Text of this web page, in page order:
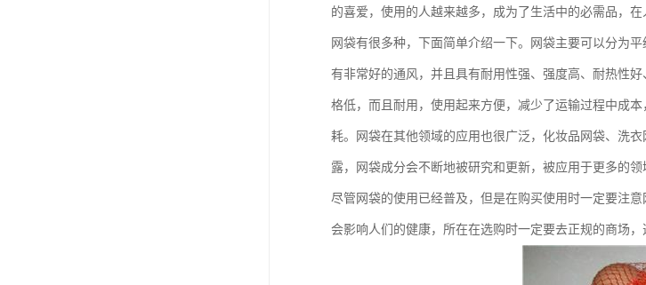
的喜爱，使用的人越来越多，成为了生活中的必需品，
网袋有很多种，下面简单介绍一下。网袋主要可以分为
有非常好的通风，并且具有耐用性强、强度高、耐热性
格低，而且耐用，使用起来方便，减少了运输过程中成
耗。网袋在其他领域的应用也很广泛，化妆品网袋、洗
露，网袋成分会不断地被研究和更新，被应用于更多的领
尽管网袋的使用已经普及，但是在购买使用时一定要注
会影响人们的健康，所在在选购时一定要去正规的商场，